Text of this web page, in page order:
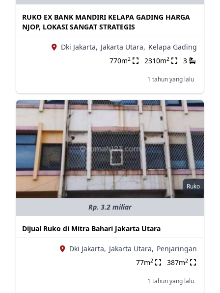
RUKO EX BANK MANDIRI KELAPA GADING HARGA
NJOP, LOKASI SANGAT STRATEGIS
Dki Jakarta, Jakarta Utara, Kelapa Gading
770m2 2310m2 3
1 tahun yang lalu
Ruko
Rp. 3.2 miliar
Dijual Ruko di Mitra Bahari Jakarta Utara
Dki Jakarta, Jakarta Utara, Penjaringan
77m2 387m2
1 tahun yang lalu